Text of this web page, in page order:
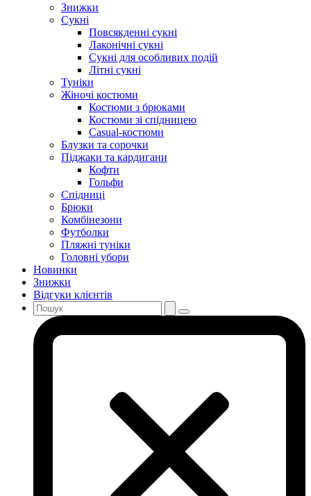
Знижки
Сукні
Повсякденні сукні
Лаконічні сукні
Сукні для особливих подій
Літні сукні
Туніки
Жіночі костюми
Костюми з брюками
Костюми зі спідницею
Casual-костюми
Блузки та сорочки
Піджаки та кардигани
Кофти
Гольфи
Спідниці
Брюки
Комбінезони
Футболки
Пляжні туніки
Головні убори
Новинки
Знижки
Відгуки клієнтів